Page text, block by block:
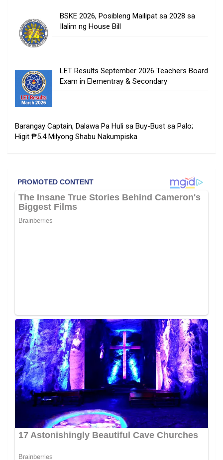
BSKE 2026, Posibleng Mailipat sa 2028 sa
Ilalim ng House Bill
LET Results September 2026 Teachers Board
Exam in Elementray & Secondary
Barangay Captain, Dalawa Pa Huli sa Buy-Bust sa Palo;
Higit ₱5.4 Milyong Shabu Nakumpiska